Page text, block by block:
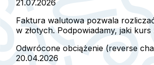
21.07.2026
Faktura walutowa pozwala
w złotych. Podpowiadamy, jaki
Odwrócone obciążenie (reverse
20.04.2026